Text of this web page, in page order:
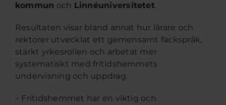
kommun och Linnéuniversitetet.
Resultaten visar bland annat hur lärare och
rektorer utvecklat ett gemensamt fackspråk,
stärkt yrkesrollen och arbetat mer
systematiskt med fritidshemmets
undervisning och uppdrag.
– Fritidshemmet har en viktig och